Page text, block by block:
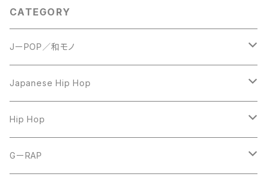
CATEGORY
JーPOP／和モノ
LP
7inch
CD
Japanese Hip Hop
12inch
LP
Hip Hop
LP
GーRAP